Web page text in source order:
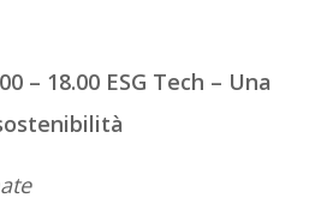
– 18.00 ESG Tech – Una